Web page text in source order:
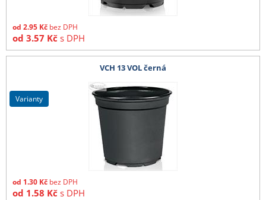
od 2.95 Kč bez DPH
od 3.57 Kč s DPH
VCH 13 VOL černá
od 1.30 Kč bez DPH
od 1.58 Kč s DPH
varianty